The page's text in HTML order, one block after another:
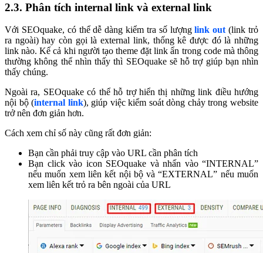
2.3. Phân tích internal link và external link
Với SEOquake, có thể dễ dàng kiểm tra số lượnglink out (link trỏ
ra ngoài) hay còn gọi là external link, thống kê được đó là những
link nào. Kể cả khi người tạo theme đặt link ẩn trong code mà thông
thường không thể nhìn thấy thì SEOquake sẽ hỗ trợ giúp bạn nhìn
thấy chúng.
Ngoài ra, SEOquake có thể hỗ trợ hiển thị những link điều hướng
nội bộ (internal link), giúp việc kiểm soát dòng chảy trong website
trở nên đơn giản hơn.
Cách xem chỉ số này cũng rất đơn giản:
Bạn cần phải truy cập vào URL cần phân tích
Bạn click vào icon SEOquake và nhấn vào “INTERNAL”
nếu muốn xem liên kết nội bộ và “EXTERNAL” nếu muốn
xem liên kết trỏ ra bên ngoài của URL